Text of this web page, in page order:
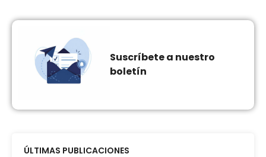
Suscríbete a nuestro
boletín
ÚLTIMAS PUBLICACIONES